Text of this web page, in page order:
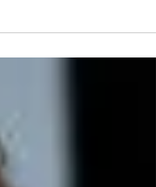
Jesús Lorenzo para
en la sede de la
de Madrid, por onceavo